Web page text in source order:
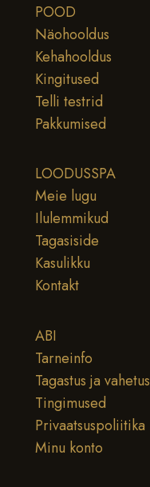
POOD
Näohooldus
Kehahooldus
Kingitused
Telli testrid
Pakkumised
LOODUSSPA
Meie lugu
Ilulemmikud
Tagasiside
Kasulikku
Kontakt
ABI
Tarneinfo
Tagastus ja vahetus
Tingimused
Privaatsuspoliitika
Minu konto